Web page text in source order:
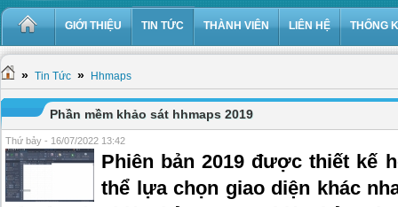
GIỚI THIỆU TIN TỨC THÀNH VIÊN LIÊN HỆ THỐNG
» Tin Tức » Hhmaps
Phần mềm khảo sát hhmaps 2019
Thứ bảy - 16/07/2022 13:42
Phiên bản 2019 được thiết kế
thể lựa chọn giao diện khác